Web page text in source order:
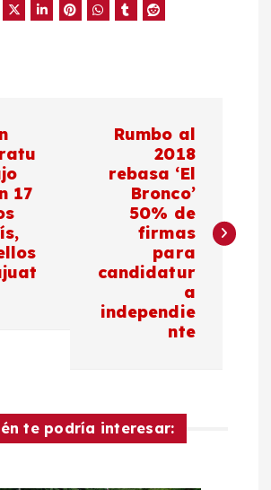
17
Rumbo al
2018
rebasa ‘El
Bronco’
50% de
firmas
para
candidatur
a
independie
nte
te podría interesar: